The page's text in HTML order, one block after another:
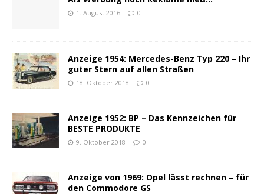
1. August 2016 0
Anzeige 1954: Mercedes-Benz Typ 220 – Ihr
guter Stern auf allen Straßen
18. Oktober 2018 0
Anzeige 1952: BP – Das Kennzeichen für
BESTE PRODUKTE
9. Oktober 2018 0
Anzeige von 1969: Opel lässt rechnen – für
den Commodore GS